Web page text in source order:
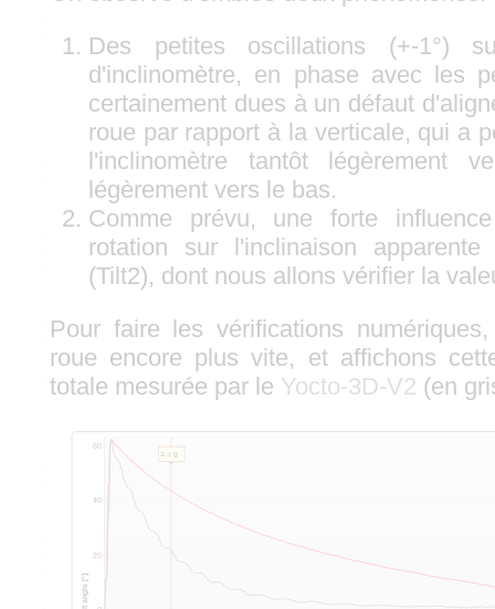
Des petites oscillations (+-1°)
d'inclinomètre, en phase avec les
certainement dues à un défaut
roue par rapport à la verticale, qui a
l'inclinomètre tantôt légèrement
légèrement vers le bas.
Comme prévu, une forte
rotation sur l'inclinaison
(Tilt2), dont nous allons vérifier la
Pour faire les vérifications
roue encore plus vite, et affichons
totale mesurée par le Yocto-3D-V2 (en